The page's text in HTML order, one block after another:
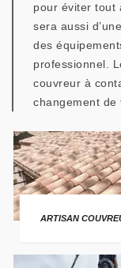
pour éviter tout
sera aussi
des
professionnel.
couvreur à
changement de
ARTISAN